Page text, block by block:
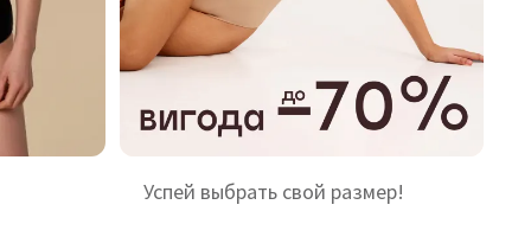
Успей выбрать свой размер!